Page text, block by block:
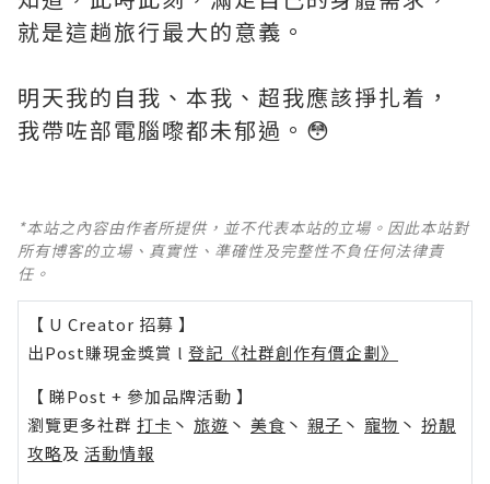
就是這趟旅行最大的意義。
明天我的自我、本我、超我應該掙扎着，
我帶咗部電腦嚟都未郁過。😳
*本站之內容由作者所提供，並不代表本站的立場。因此本站對
所有博客的立場、真實性、準確性及完整性不負任何法律責
任。
【 U Creator 招募 】
出Post賺現金獎賞 l 登記《社群創作有價企劃》
【 睇Post + 參加品牌活動 】
瀏覽更多社群 打卡 丶 旅遊 丶 美食 丶 親子 丶 寵物 丶 扮靚
攻略及 活動情報